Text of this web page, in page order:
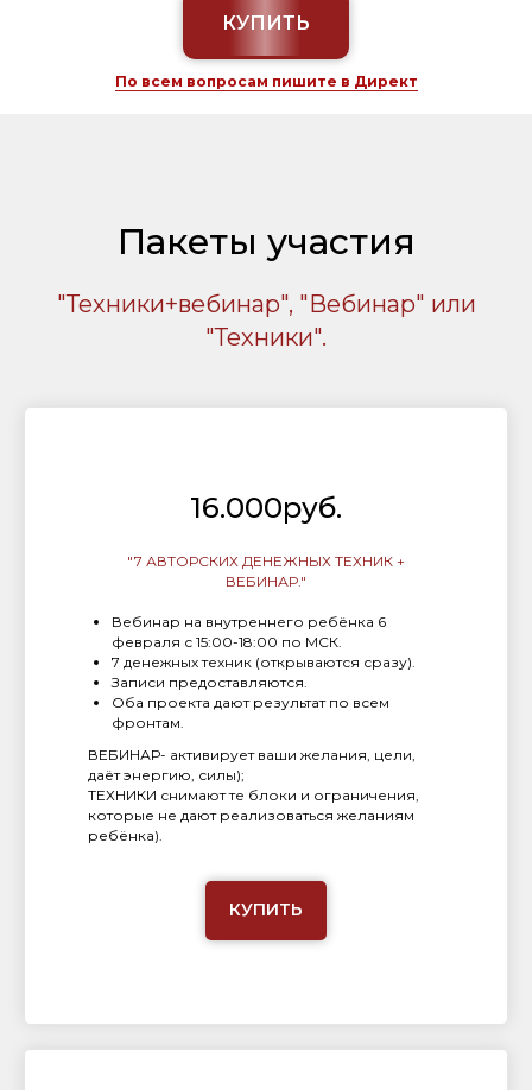
КУПИТЬ
По всем вопросам пишите в Директ
Пакеты участия
"Техники+вебинар", "Вебинар" или
"Техники".
16.000руб.
"7 АВТОРСКИХ ДЕНЕЖНЫХ ТЕХНИК +
ВЕБИНАР."
Вебинар на внутреннего ребёнка 6
февраля с 15:00-18:00 по МСК.
7 денежных техник (открываются сразу).
Записи предоставляются.
Оба проекта дают результат по всем
фронтам.
ВЕБИНАР- активирует ваши желания, цели,
даёт энергию, силы);
ТЕХНИКИ снимают те блоки и ограничения,
которые не дают реализоваться желаниям
ребёнка).
КУПИТЬ